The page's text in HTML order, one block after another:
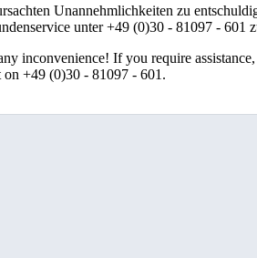
Unannehmlichkeiten zu
unter +49 (0)30 - 81097 - 601
inconvenience! If you require
on +49 (0)30 - 81097 - 601.